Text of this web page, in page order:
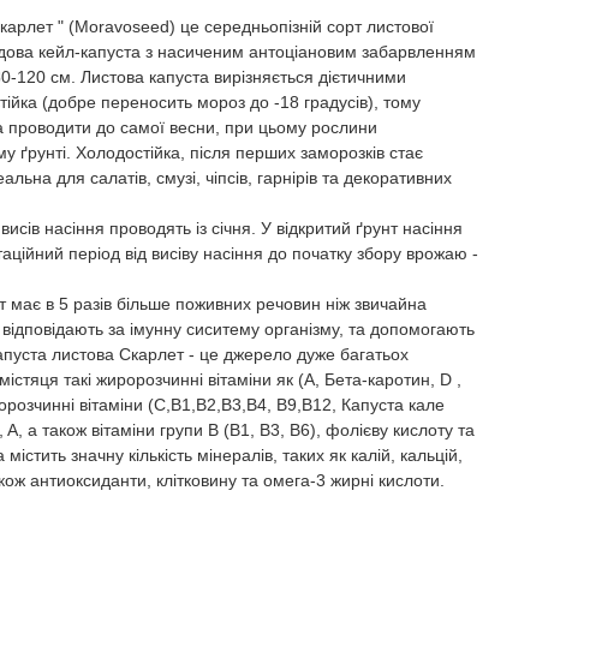
" (Moravoseed) це середньопізній сорт листової
кейл-капуста з насиченим антоціановим забарвленням
120 см. Листова капуста вирізняється дієтичними
(добре переносить мороз до -18 градусів), тому
до самої весни, при цьому рослини
ґрунті. Холодостійка, після перших заморозків стає
для салатів, смузі, чіпсів, гарнірів та декоративних
насіння проводять із січня. У відкритий ґрунт насіння
період від висіву насіння до початку збору врожаю -
має в 5 разів більше поживних речовин ніж звичайна
за імунну сиситему організму, та допомогають
листова Скарлет - це джерело дуже багатьох
такі жиророзчинні вітаміни як (А, Бета-каротин, D ,
вітаміни (С,В1,В2,В3,В4, В9,В12, Капуста кале
A, а також вітаміни групи B (B1, B3, B6), фолієву кислоту та
значну кількість мінералів, таких як калій, кальцій,
антиоксиданти, клітковину та омега-3 жирні кислоти.